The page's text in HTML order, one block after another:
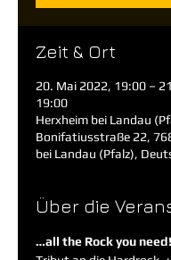
Zeit & Ort
20. Mai 2022, 19:00 –
19:00
Herxheim bei Landau
Bonifatiusstraße 22,
bei Landau (Pfalz),
Über die
…all the Rock you need!